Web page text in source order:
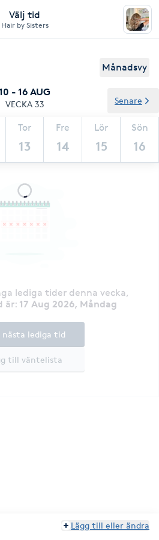
Välj tid
Hair by Sisters
Månadsvy
- 16 AUG
VECKA 33
Tor
13
Fre
14
Lör
15
Sön
16
Senare
lediga tider denna vecka,
är: 17 Aug 2026, Måndag
till väntelista
nästa lediga tid
Lägg till eller ändra